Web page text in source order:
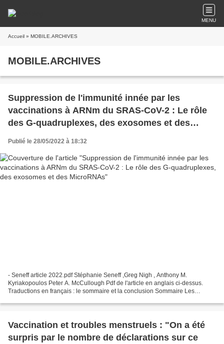
MENU
Accueil » MOBILE.ARCHIVES
MOBILE.ARCHIVES
Suppression de l'immunité innée par les
vaccinations à ARNm du SRAS-CoV-2 : Le rôle
des G-quadruplexes, des exosomes et des
MicroRNAs
Publié le 28/05/2022 à 18:32
- Seneff article 2022.pdf Stéphanie Seneff ,Greg Nigh , Anthony M.
Kyriakopoulos Peter A. McCullough Pdf de l'article en anglais ci-dessus.
Traductions en français : le sommaire et la conclusion Sommaire Les
Vaccination et troubles menstruels : "On a été
surpris par le nombre de déclarations sur ce